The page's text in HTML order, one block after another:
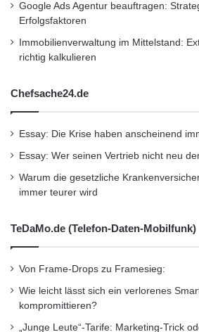
Google Ads Agentur beauftragen:
Erfolgsfaktoren
Immobilienverwaltung im Mittelstand:
richtig kalkulieren
Chefsache24.de
Essay: Die Krise haben anscheinend
Essay: Wer seinen Vertrieb nicht neu
Warum die gesetzliche
immer teurer wird
TeDaMo.de (Telefon-Daten-Mobilfunk)
Von Frame-Drops zu Framesieg:
Wie leicht lässt sich ein verlorenes
kompromittieren?
„Junge Leute“-Tarife: Marketing-Trick